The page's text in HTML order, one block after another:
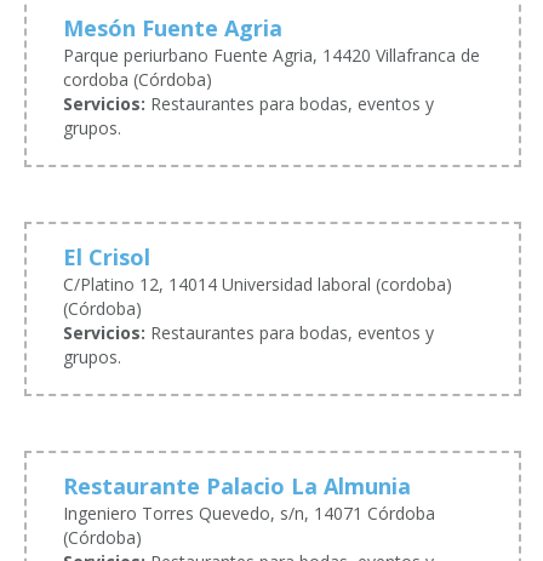
Mesón Fuente Agria
Parque periurbano Fuente Agria, 14420 Villafranca de
cordoba (Córdoba)
Servicios: Restaurantes para bodas, eventos y
grupos.
El Crisol
C/Platino 12, 14014 Universidad laboral (cordoba)
(Córdoba)
Servicios: Restaurantes para bodas, eventos y
grupos.
Restaurante Palacio La Almunia
Ingeniero Torres Quevedo, s/n, 14071 Córdoba
(Córdoba)